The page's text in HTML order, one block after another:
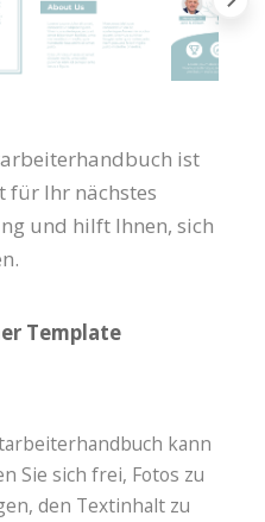
ist
für Ihr nächstes
und hilft Ihnen, sich
Template
kann
Sie sich frei, Fotos zu
den Textinhalt zu